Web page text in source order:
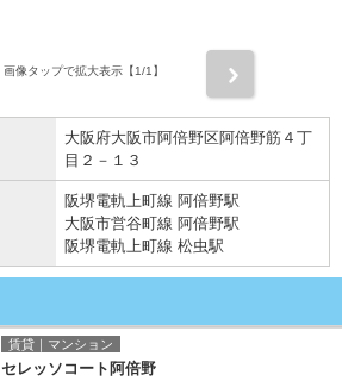
画像タップで拡大表示【1/1】
大阪府大阪市阿倍野区阿倍野筋４丁
目２－１３
阪堺電軌上町線 阿倍野駅
大阪市営谷町線 阿倍野駅
阪堺電軌上町線 松虫駅
賃貸｜マンション
セレッソコート阿倍野